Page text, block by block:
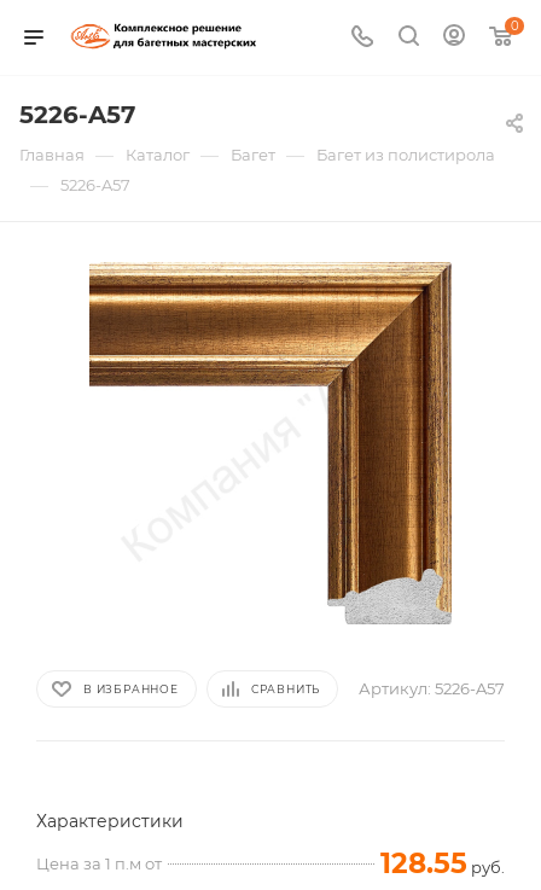
0
5226-A57
Главная — Каталог — Багет — Багет из полистирола
— 5226-A57
В ИЗБРАННОЕ СРАВНИТЬ Артикул: 5226-A57
Характеристики
Цена за 1 п.м от 128.55 руб.